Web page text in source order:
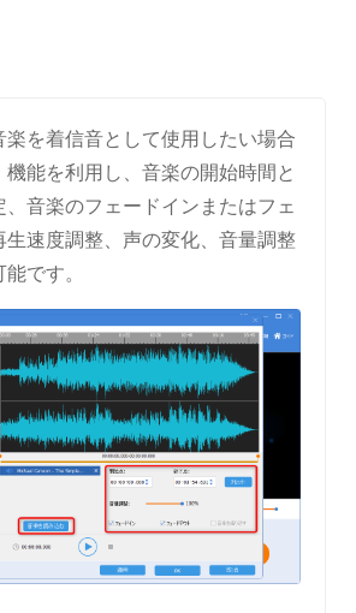
楽を着信音として使用したい場合
機能を利用し、音楽の開始時間と
音楽のフェードインまたはフェ
生速度調整、声の変化、音量調整
です。